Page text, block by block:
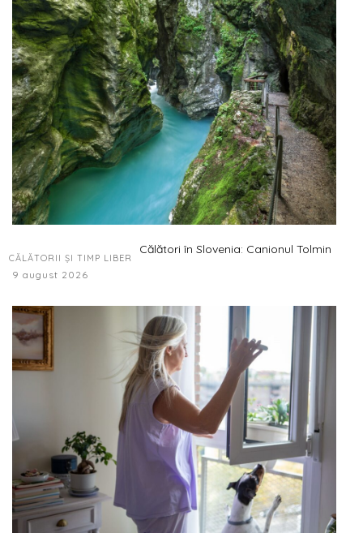
CĂLĂTORII ȘI TIMP LIBER
Călători în Slovenia: Canionul Tolmin
9 august 2026